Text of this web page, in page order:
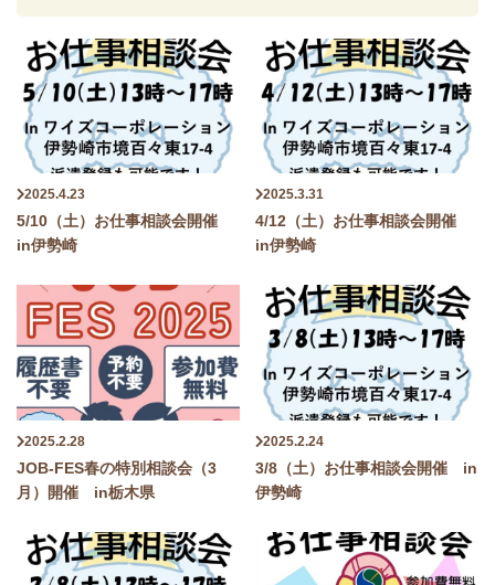
2025.4.23
5/10（土）お仕事相談会開催
in伊勢崎
2025.3.31
4/12（土）お仕事相談会開催
in伊勢崎
2025.2.28
JOB-FES春の特別相談会（3
月）開催 in栃木県
2025.2.24
3/8（土）お仕事相談会開催 in
伊勢崎